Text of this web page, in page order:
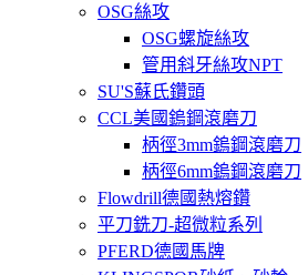
OSG絲攻
OSG螺旋絲攻
管用斜牙絲攻NPT
SU'S蘇氏鑽頭
CCL美國鎢鋼滾磨刀
柄徑3mm鎢鋼滾磨刀
柄徑6mm鎢鋼滾磨刀
Flowdrill德國熱熔鑽
平刀銑刀-超微粒系列
PFERD德國馬牌